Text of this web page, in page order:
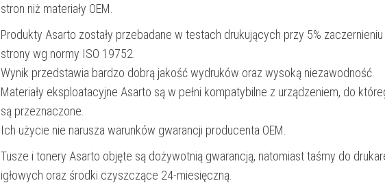
stron niż materiały OEM.
Produkty Asarto zostały przebadane w testach drukujących przy 5% zaczernieniu
strony wg normy ISO 19752.
Wynik przedstawia bardzo dobrą jakość wydruków oraz wysoką niezawodność.
Materiały eksploatacyjne Asarto są w pełni kompatybilne z urządzeniem, do
są przeznaczone.
Ich użycie nie narusza warunków gwarancji producenta OEM.
Tusze i tonery Asarto objęte są dożywotnią gwarancją, natomiast taśmy do
igłowych oraz środki czyszczące 24-miesięczną.